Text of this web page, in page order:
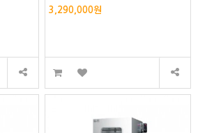
3,290,000원